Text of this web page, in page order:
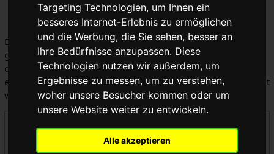
Targeting Technologien, um Ihnen ein
besseres Internet-Erlebnis zu ermöglichen
und die Werbung, die Sie sehen, besser an
Ihre Bedürfnisse anzupassen. Diese
Technologien nutzen wir außerdem, um
Ergebnisse zu messen, um zu verstehen,
woher unsere Besucher kommen oder um
unsere Website weiter zu entwickeln.
Alle akzeptieren
Dies ist die kombinierte Anzeige aller in WikiPedalia
geführten Logbücher. Die Ausgabe kann durch die Auswahl
des Logbuchtyps, des Benutzers oder des Seitentitels
eingeschränkt werden (Groß-/Kleinschreibung muss beachtet
werden).
Logbücher
Zentrale öffentliche Logbücher